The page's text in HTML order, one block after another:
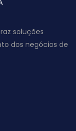
soluções
dos negócios de